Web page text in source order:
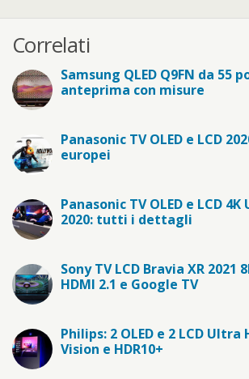
Correlati
Samsung QLED Q9FN da 55
anteprima con misure
Panasonic TV OLED e LCD
europei
Panasonic TV OLED e LCD
2020: tutti i dettagli
Sony TV LCD Bravia XR 2021
HDMI 2.1 e Google TV
Philips: 2 OLED e 2 LCD Ultra
Vision e HDR10+